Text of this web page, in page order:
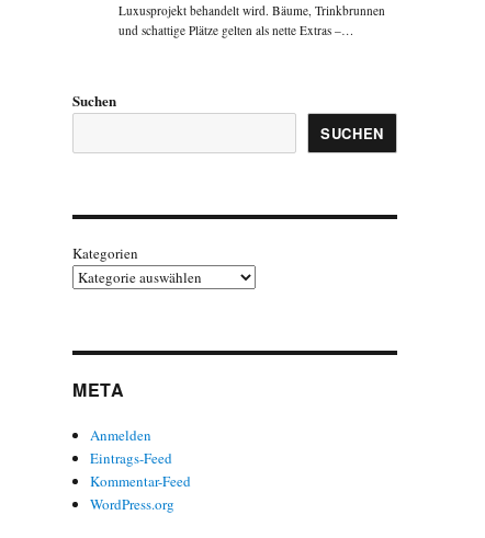
Luxusprojekt behandelt wird. Bäume, Trinkbrunnen
und schattige Plätze gelten als nette Extras –…
Suchen
SUCHEN
Kategorien
META
Anmelden
Eintrags-Feed
Kommentar-Feed
WordPress.org